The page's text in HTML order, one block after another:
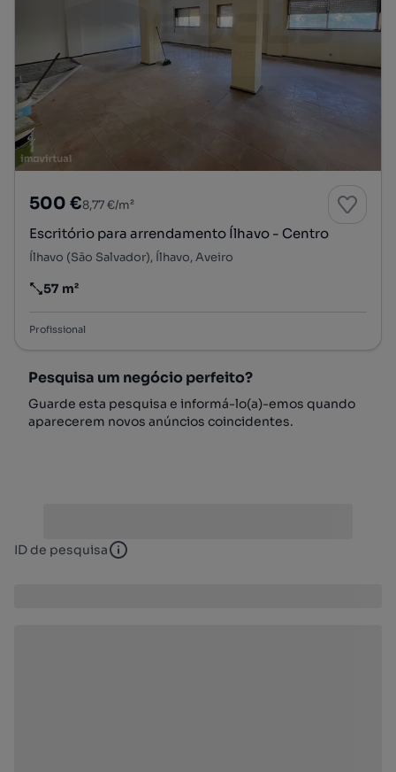
500 €8,77 €/m²
Escritório para arrendamento Ílhavo - Centro
Ílhavo (São Salvador), Ílhavo, Aveiro
Preço por metro quadrado
57 m²
Profissional
Pesquisa um negócio perfeito?
Guarde esta pesquisa e informá-lo(a)-emos quando
aparecerem novos anúncios coincidentes.
ID de pesquisa ID de pesquisa